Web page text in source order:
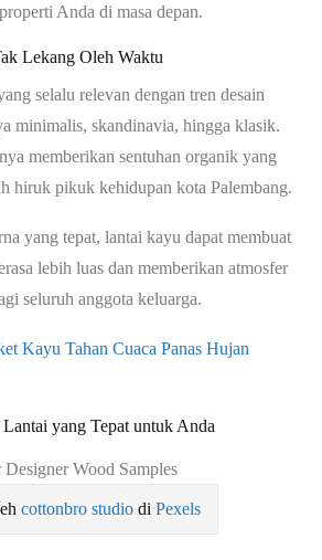
Anda di masa depan.
Lekang Oleh Waktu
selalu relevan dengan tren desain
minimalis, skandinavia, hingga klasik.
memberikan sentuhan organik yang
hiruk pikuk kehidupan kota Palembang.
yang tepat, lantai kayu dapat membuat
lebih luas dan memberikan atmosfer
seluruh anggota keluarga.
Kayu Tahan Cuaca Panas Hujan
yang Tepat untuk Anda
cottonbro studiodi Pexels